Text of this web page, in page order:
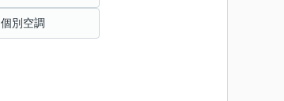
個別空調